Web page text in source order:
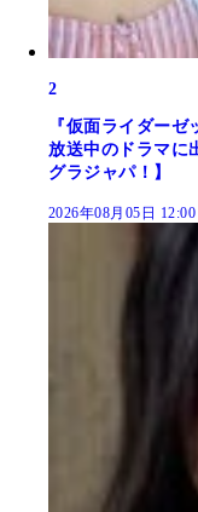
2
『仮面ライダー
放送中のドラマに
グラジャパ！】
2026年08月05日 12:00